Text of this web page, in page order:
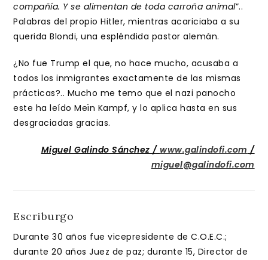
compañía. Y se alimentan de toda carroña animal”..
Palabras del propio Hitler, mientras acariciaba a su
querida Blondi, una espléndida pastor alemán.
¿No fue Trump el que, no hace mucho, acusaba a
todos los inmigrantes exactamente de las mismas
prácticas?.. Mucho me temo que el nazi panocho
este ha leído Meïn Kampf, y lo aplica hasta en sus
desgraciadas gracias.
Miguel Galindo Sánchez /www.galindofi.com /
miguel@galindofi.com
Escriburgo
Durante 30 años fue vicepresidente de C.O.E.C.;
durante 20 años Juez de paz; durante 15, Director de